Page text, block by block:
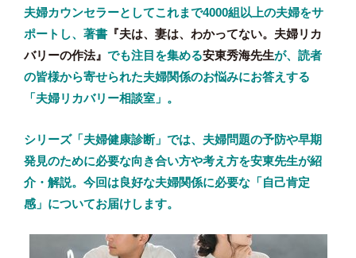
夫婦カウンセラーとしてこれまで4000組以上の夫婦をサ
ポートし、著書 『夫は、妻は、わかってない。夫婦リカ
バリーの作法』 でも注目を集める安東秀海先生が、読者
の皆様から寄せられた夫婦関係のお悩みにお答えする
「夫婦リカバリー相談室」。
シリーズ「夫婦健康診断」では、夫婦問題の予防や早期
発見のために必要な向き合い方や考え方を安東先生が紹
介・解説。今回は良好な夫婦関係に必要な「自己肯定
感」についてお届けします。